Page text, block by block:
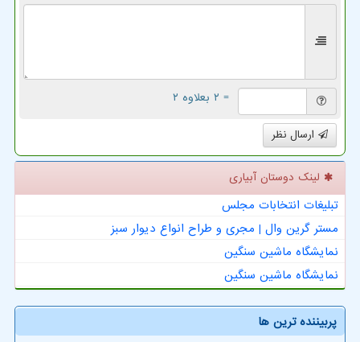
= ۲ بعلاوه ۲
ارسال نظر
لینک دوستان آبیاری
تبلیغات انتخابات مجلس
مستر گرین وال | مجری و طراح انواع دیوار سبز
نمایشگاه ماشین سنگین
نمایشگاه ماشین سنگین
پربیننده ترین ها